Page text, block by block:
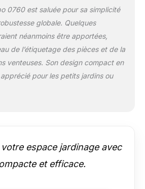
et vous prolongent la
croissance. La serre
est idéale pour la
culture de jeunes
plantes ou herbes
causés par le gel
place en cas de vent
anti-basculement
0760 est saluée pour sa simplicité
globale. Quelques
néanmoins être apportées,
de l’étiquetage des pièces et de la
venteuses. Son design compact en
pour les petits jardins ou
espace jardinage avec
et efficace.